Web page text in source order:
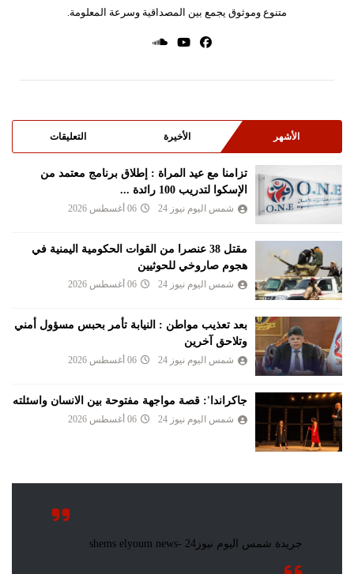
متنوع وموثوق يجمع بين المصداقية وسرعة المعلومة.
الأشهر الأخيرة التعليقات
تزامنا مع عيد المراة : إطلاق برنامج معتمد من
الإسكوا لتدريب 100 رائدة ...
شمس اليوم نيوز 24 06 أغسطس 2026
مقتل 38 عنصرا من القوات الحكومية اليمنية في
هجوم صاروخي للحوثيين
شمس اليوم نيوز 24 06 أغسطس 2026
بعد تعذيب مواطن : النيابة تأمر بحبس مسؤول أمني
وتلاحق آخرين
شمس اليوم نيوز 24 06 أغسطس 2026
جاكراندا': قصة مواجهة مفتوحة بين الانسان واسئلته
شمس اليوم نيوز 24 06 أغسطس 2026